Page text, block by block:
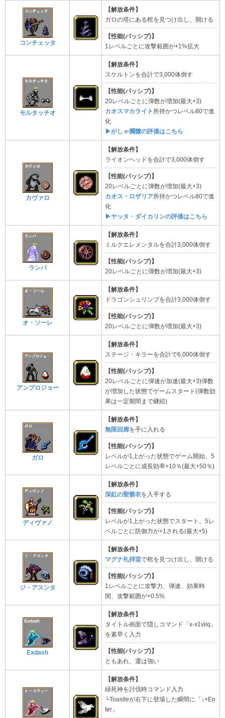
コンチェッタ
【解放条件】
ガロの塔にある棺を見つけ出し、開ける
【性能(パッシブ)】
1レベルごとに攻撃範囲が+1%拡大
モルタッチオ
【解放条件】
スケルトンを合計で3,000体倒す
【性能(パッシブ)】
20レベルごとに弾数が増加(最大+3)
カオスマカライト 所持かつレベル80で進
化
▶がしゃ髑髏の評価はこちら
カヴァロ
【解放条件】
ライオンヘッドを合計で3,000体倒す
【性能(パッシブ)】
20レベルごとに弾数が増加(最大+3)
カオス・ロザリア所持かつレベル80で進
化
▶ヤッタ・ダイカリンの評価はこちら
ランバ
【解放条件】
ミルクエレメンタルを合計3,000体倒す
【性能(パッシブ)】
20レベルごとに弾数が増加(最大+3)
オ・ソーレ
【解放条件】
ドラゴンシュリンプを合計3,000体倒す
【性能(パッシブ)】
20レベルごとに弾数が増加(最大+3)
アンブロジョー
【解放条件】
ステージ・キラーを合計で6,000体倒す
【性能(パッシブ)】
20レベルごとに弾速が加速(最大+3)弾数
が増加した状態でゲームスタート(弾数効
果は一定期間まで継続)
ガロ
【解放条件】
無限回廊を手に入れる
【性能(パッシブ)】
レベルが1上がった状態でゲーム開始。5
レベルごとに成長効率+10％(最大+50％)
ディヴァノ
【解放条件】
深紅の聖骸衣を入手する
【性能(パッシブ)】
レベルが1上がった状態でスタート。5レ
ベルごとに防御力が+1される(最大+5)
ジ・アスンタ
【解放条件】
マグナ礼拝堂で棺を見つけ出し、開ける
【性能(パッシブ)】
1レベルごとに攻撃力、弾速、効果時
間、攻撃範囲が+0.5%
Exdash
【解放条件】
タイトル画面で隠しコマンド「x-x1viiq」
を素早く入力
【性能(パッシブ)】
ともあれ、運は強い
【解放条件】
緑死神を討伐時コマンド入力
└Toasiteが右下に登場した瞬間に「↓+En
ter」